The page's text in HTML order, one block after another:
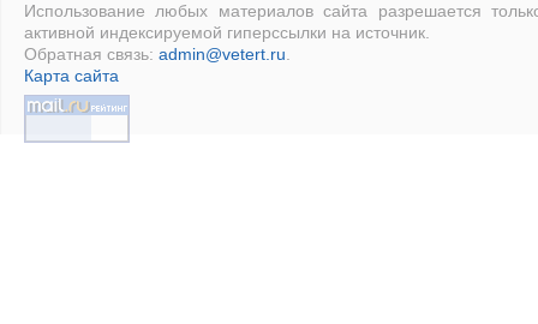
Использование любых материалов сайта разрешается
активной индексируемой гиперссылки на источник.
Обратная связь: admin@vetert.ru
Карта сайта